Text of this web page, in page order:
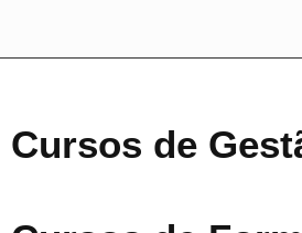
Cursos de